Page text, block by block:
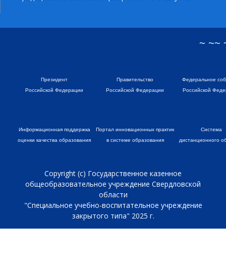
~ ~~
Президент
Российской Федерации
Правительство
Российской Федерации
Федеральное
Российской
Информационная поддержка
оценки качества образования
Портал инновационных практик
в системе образования
Система
дистанционного
Copyright (c) Государственное казенное
общеобразовательное учреждение Свердловской
области
"Специальное учебно-воспитательное учреждение
закрытого типа" 2025 г.